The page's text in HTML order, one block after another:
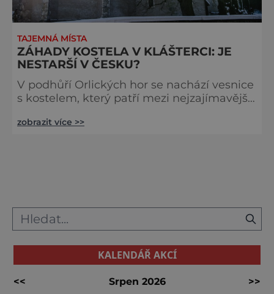
TAJEMNÁ MÍSTA
ZÁHADY KOSTELA V KLÁŠTERCI: JE
NESTARŠÍ V ČESKU?
V podhůří Orlických hor se nachází vesnice
s kostelem, který patří mezi nejzajímavější
záhad. Zvláštní kamenná lebka na
zobrazit více >>
KALENDÁŘ AKCÍ
<< Srpen 2026
>>